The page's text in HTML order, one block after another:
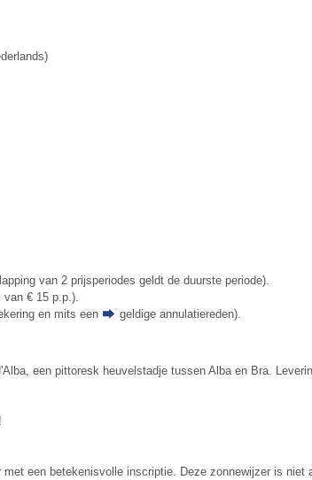
van 2 prijsperiodes geldt de duurste periode).
van € 15 p.p.).
en mits een
geldige annulatiereden).
een pittoresk heuvelstadje tussen Alba en Bra.
een betekenisvolle inscriptie. Deze zonnewijzer is